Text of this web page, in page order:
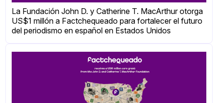
La Fundación John D. y Catherine T. MacArthur otorga
US$1 millón a Factchequeado para fortalecer el futuro
del periodismo en español en Estados Unidos